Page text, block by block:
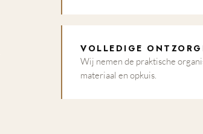
VOLLEDIGE
Wij nemen de praktische
materiaal en opkuis.